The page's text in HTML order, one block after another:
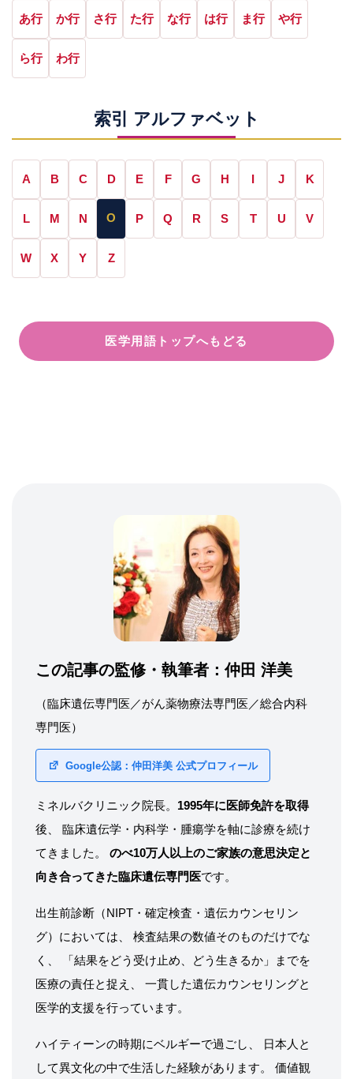
あ行 か行 さ行 た行 な行 は行 ま行 や行
ら行 わ行
索引 アルファベット
A B C D E F G H I J K
L M N O P Q R S T U V
W X Y Z
医学用語トップへもどる
この記事の監修・執筆者：仲田 洋美
（臨床遺伝専門医／がん薬物療法専門医／総合内科
専門医）
Google公認：仲田洋美 公式プロフィール
ミネルバクリニック院長。 1995年に医師免許を取得
後、 臨床遺伝学・内科学・腫瘍学を軸に診療を続け
てきました。 のべ10万人以上のご家族の意思決定と
向き合ってきた臨床遺伝専門医です。
出生前診断（NIPT・確定検査・遺伝カウンセリン
グ）においては、 検査結果の数値そのものだけでな
く、 「結果をどう受け止め、どう生きるか」までを
医療の責任と捉え、 一貫した遺伝カウンセリングと
医学的支援を行っています。
ハイティーンの時期にベルギーで過ごし、 日本人と
して異文化の中で生活した経験があります。 価値観